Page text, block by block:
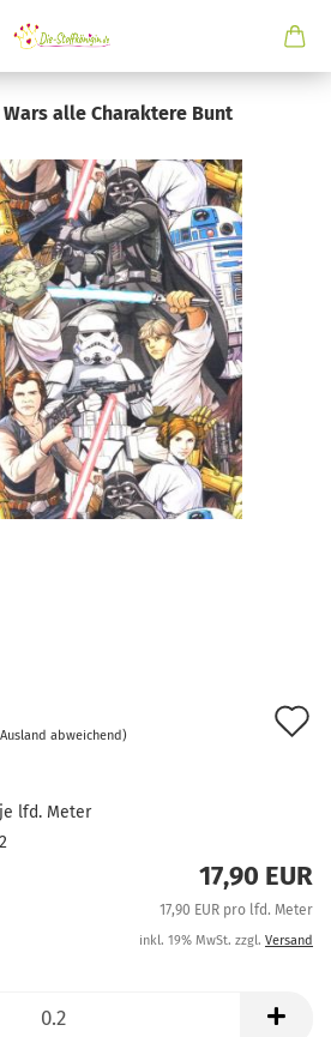
alle Charaktere Bunt
abweichend)
lfd. Meter
17,90 EUR
17,90 EUR pro lfd. Meter
inkl. 19% MwSt. zzgl. Versand